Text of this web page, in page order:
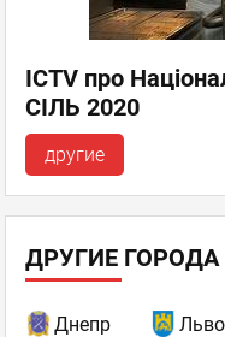
ICTV про
СІЛЬ 2020
другие
ДРУГИЕ ГОРОДА
Днепр